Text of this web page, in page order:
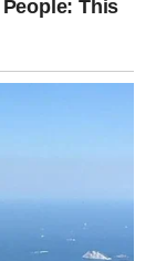
zajednički
koja su
ili
bolji
odluke.